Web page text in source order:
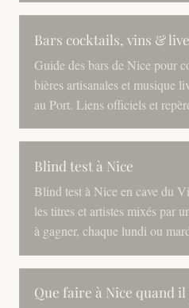
Bars cocktails, vins &
Guide des bars de Nice pour
bières artisanales et musique
au Port. Liens officiels et
Blind test à Nice
Blind test à Nice en cave du
les titres et artistes mixés par
à gagner, chaque lundi ou
Que faire à Nice quand il